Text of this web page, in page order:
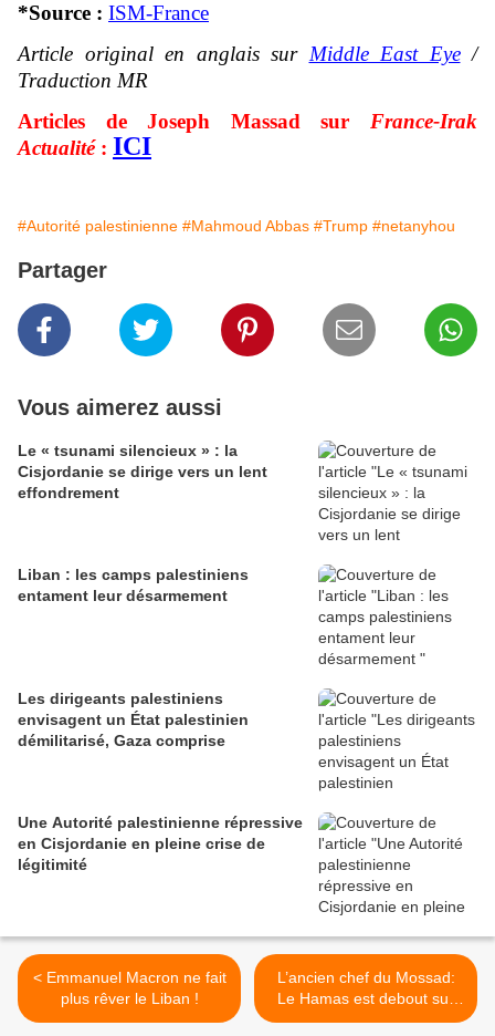
*Source : ISM-France
Article original en anglais sur Middle East Eye/
Traduction MR
Articles de Joseph Massad sur France-Irak
Actualité: ICI
#Autorité palestinienne #Mahmoud Abbas #Trump #netanyhou
Partager
Vous aimerez aussi
Le « tsunami silencieux » : la
Cisjordanie se dirige vers un lent
effondrement
Liban : les camps palestiniens
entament leur désarmement
Les dirigeants palestiniens
envisagent un État palestinien
démilitarisé, Gaza comprise
Une Autorité palestinienne répressive
en Cisjordanie en pleine crise de
légitimité
< Emmanuel Macron ne fait
plus rêver le Liban !
L’ancien chef du Mossad:
Le Hamas est debout sur
ses deux pieds. Demain,